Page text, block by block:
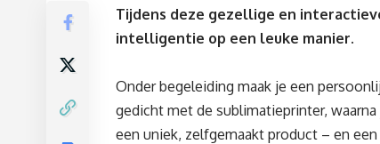
Tijdens deze gezellige en
intelligentie op een leuke manier.
Onder begeleiding maak je een
gedicht met de sublimatieprinter,
een uniek, zelfgemaakt product – en